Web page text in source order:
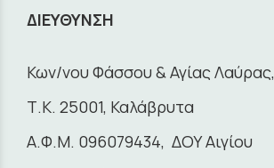
ΔΙΕΥΘΥΝΣΗ
Κων/νου Φάσσου & Αγίας Λαύρας,
Τ.Κ. 25001, Καλάβρυτα
A.Φ.Μ. 096079434, ΔΟΥ Αιγίου